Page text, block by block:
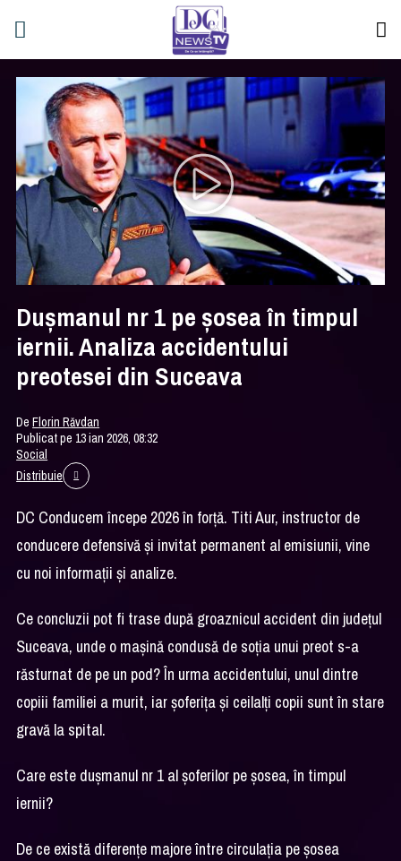
Duşmanul nr 1 pe şosea în timpul
iernii. Analiza accidentului
preotesei din Suceava
DeFlorin Răvdan
Publicat pe 13 ian 2026, 08:32
Social
Distribuie
DC Conducem începe 2026 în forţă. Titi Aur, instructor de
conducere defensivă şi invitat permanent al emisiunii, vine
cu noi informaţii şi analize.
Ce concluzii pot fi trase după groaznicul accident din judeţul
Suceava, unde o maşină condusă de soţia unui preot s-a
răsturnat de pe un pod? În urma accidentului, unul dintre
copiii familiei a murit, iar şoferiţa şi ceilalţi copii sunt în stare
gravă la spital.
Care este duşmanul nr 1 al şoferilor pe şosea, în timpul
iernii?
De ce există diferenţe majore între circulaţia pe şosea